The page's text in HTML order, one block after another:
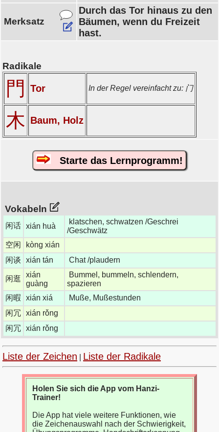
Merksatz
Durch das Tor hinaus zu den
Bäumen, wenn du Freizeit
hast.
Radikale
門 Tor In der Regel vereinfacht zu: 门
木 Baum, Holz
Starte das Lernprogramm!
Vokabeln
闲话 xián huà
klatschen, schwatzen /Geschrei
/Geschwätz
空闲
kòng xián
闲谈
xián tán Chat /plaudern
闲逛
xián
guàng
Bummel, bummeln, schlendern,
spazieren
闲暇
xián xiá
Muße, Mußestunden
闲冗 xián rǒng
闲冗 xián rǒng
Liste der Zeichen Liste der Radikale
Holen Sie sich die App vom Hanzi-
Trainer!
Die App hat viele weitere Funktionen, wie
die Zeichenauswahl nach der Schwierigkeit,